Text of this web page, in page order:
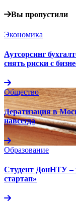
Вы пропустили
Экономика
Аутсорсинг
снять риски с
Общество
Дератизация в
навсегда
Образование
Студент ДонНТУ –
стартап»